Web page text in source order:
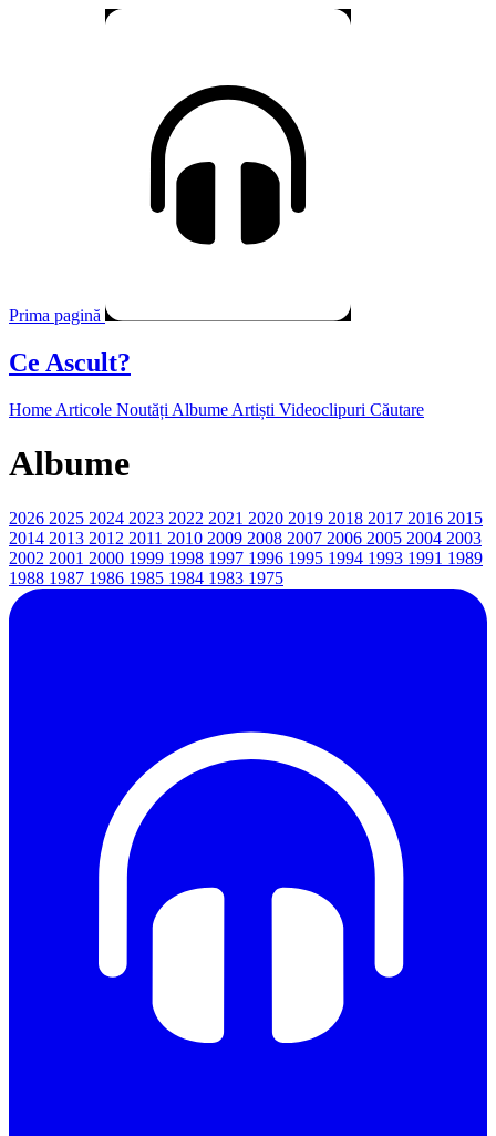
Prima pagină
Ce Ascult?
Home Articole Noutăți Albume Artiști Videoclipuri Căutare
Albume
2026 2025 2024 2023 2022 2021 2020 2019 2018 2017 2016 2015
2014 2013 2012 2011 2010 2009 2008 2007 2006 2005 2004 2003
2002 2001 2000 1999 1998 1997 1996 1995 1994 1993 1991 1989
1988 1987 1986 1985 1984 1983 1975